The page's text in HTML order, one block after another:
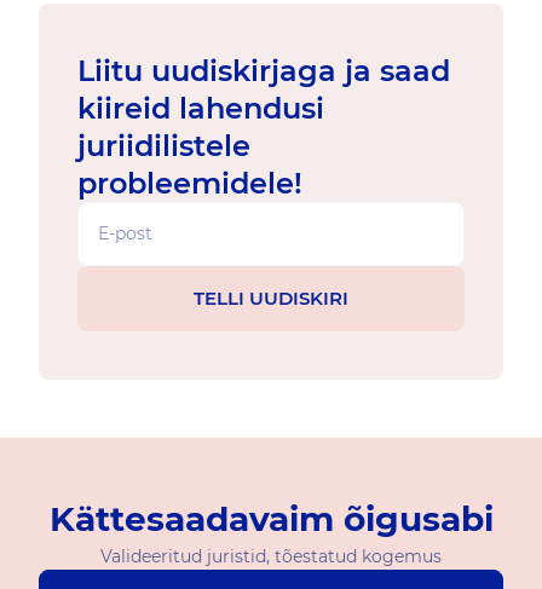
Liitu uudiskirjaga ja saad
kiireid lahendusi
juriidilistele
probleemidele!
Kättesaadavaim õigusabi
Valideeritud juristid, tõestatud kogemus